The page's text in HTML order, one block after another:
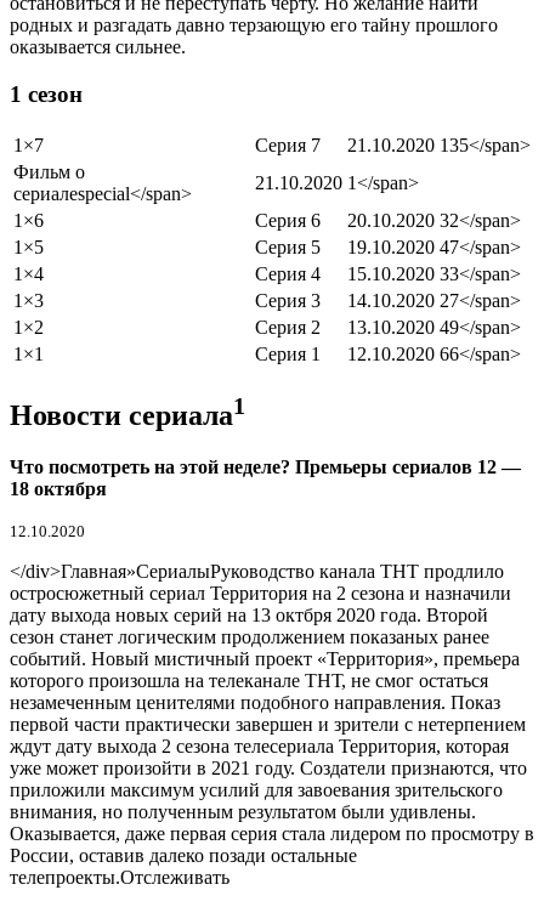
родных и разгадать давно терзающую его тайну прошлого
оказывается сильнее.
1 сезон
1×7 Серия 7 21.10.2020 135</span>
Фильм о
сериалеspecial</span>
21.10.2020 1</span>
1×6
Серия 6 20.10.2020 32</span>
1×5
Серия 5 19.10.2020 47</span>
1×4
Серия 4 15.10.2020 33</span>
1×3
Серия 3 14.10.2020 27</span>
1×2
Серия 2 13.10.2020 49</span>
1×1
Серия 1 12.10.2020 66</span>
Новости сериала1
Что посмотреть на этой неделе? Премьеры сериалов 12 —
18 октября
12.10.2020
</div>Главная»СериалыРуководство канала ТНТ продлило
остросюжетный сериал Территория на 2 сезона и назначили
дату выхода новых серий на 13 октбря 2020 года. Второй
сезон станет логическим продолжением показаных ранее
событий. Новый мистичный проект «Территория», премьера
которого произошла на телеканале ТНТ, не смог остаться
незамеченным ценителями подобного направления. Показ
первой части практически завершен и зрители с нетерпением
ждут дату выхода 2 сезона телесериала Территория, которая
уже может произойти в 2021 году. Создатели признаются, что
приложили максимум усилий для завоевания зрительского
внимания, но полученным результатом были удивлены.
Оказывается, даже первая серия стала лидером по просмотру в
России, оставив далеко позади остальные
телепроекты.Отслеживать